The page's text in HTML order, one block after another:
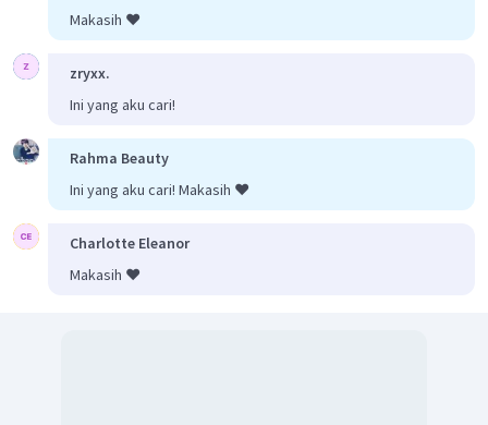
Makasih ❤️
zryxx.
Ini yang aku cari!
Rahma Beauty
Ini yang aku cari! Makasih ❤️
Charlotte Eleanor
Makasih ❤️